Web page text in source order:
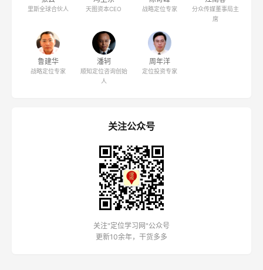
里斯全球合伙人 天图资本CEO 战略定位专家
分众传媒董事局主
席
鲁建华
战略定位专家
潘轲
顺知定位咨询创始
人
周年洋
定位投资专家
关注公众号
关注"定位学习网"公众号
更新10余年，干货多多